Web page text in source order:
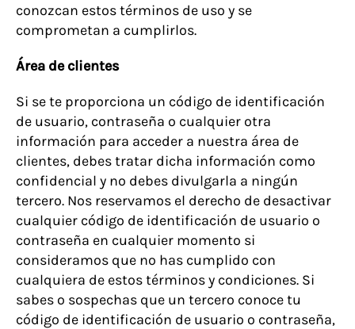
conozcan estos términos de uso y se
comprometan a cumplirlos.
Área de clientes
Si se te proporciona un código de identificación
de usuario, contraseña o cualquier otra
información para acceder a nuestra área de
clientes, debes tratar dicha información como
confidencial y no debes divulgarla a ningún
tercero. Nos reservamos el derecho de desactivar
cualquier código de identificación de usuario o
contraseña en cualquier momento si
consideramos que no has cumplido con
cualquiera de estos términos y condiciones. Si
sabes o sospechas que un tercero conoce tu
código de identificación de usuario o contraseña,